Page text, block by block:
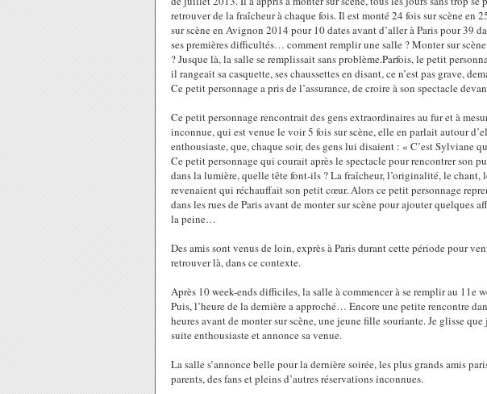
retrouver de la fraîcheur à chaque fois. Il est monté 24 fois sur scène en
sur scène en Avignon 2014 pour 10 dates avant d’aller à Paris pour 39
ses premières difficultés… comment remplir une salle ? Monter sur
? Jusque là, la salle se remplissait sans problème.Parfois, le petit
il rangeait sa casquette, ses chaussettes en disant, ce n’est pas grave,
Ce petit personnage a pris de l’assurance, de croire à son spectacle
Ce petit personnage rencontrait des gens extraordinaires au fur et à
inconnue, qui est venue le voir 5 fois sur scène, elle en parlait autour
enthousiaste, que, chaque soir, des gens lui disaient : « C’est Sylviane
Ce petit personnage qui courait après le spectacle pour rencontrer son
dans la lumière, quelle tête font-ils ? La fraîcheur, l’originalité, le
revenaient qui réchauffait son petit cœur. Alors ce petit personnage
dans les rues de Paris avant de monter sur scène pour ajouter quelques
la peine…
Des amis sont venus de loin, exprès à Paris durant cette période pour
retrouver là, dans ce contexte.
Après 10 week-ends difficiles, la salle à commencer à se remplir au 11e
Puis, l’heure de la dernière a approché… Encore une petite rencontre
heures avant de monter sur scène, une jeune fille souriante. Je glisse
suite enthousiaste et annonce sa venue.
La salle s’annonce belle pour la dernière soirée, les plus grands amis
parents, des fans et pleins d’autres réservations inconnues.